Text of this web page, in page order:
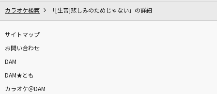
カラオケ検索 「[生音]悲しみのためじゃない」の詳細
サイトマップ
お問い合わせ
DAM
DAM★とも
カラオケ＠DAM